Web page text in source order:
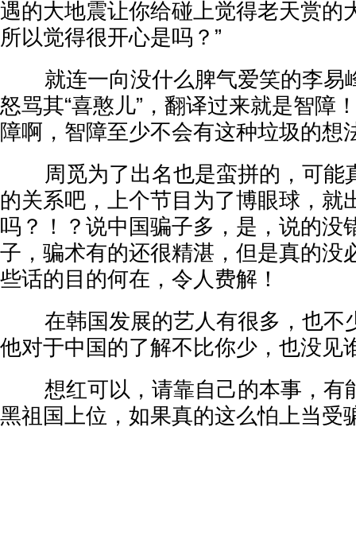
遇的大地震让你给碰上觉得老天赏的
所以觉得很开心是吗？”
就连一向没什么脾气爱笑的李易
怒骂其“喜憨儿”，翻译过来就是智障
障啊，智障至少不会有这种垃圾的想
周觅为了出名也是蛮拼的，可能
的关系吧，上个节目为了博眼球，就
吗？！？说中国骗子多，是，说的没
子，骗术有的还很精湛，但是真的没
些话的目的何在，令人费解！
在韩国发展的艺人有很多，也不
他对于中国的了解不比你少，也没见
想红可以，请靠自己的本事，有
黑祖国上位，如果真的这么怕上当受